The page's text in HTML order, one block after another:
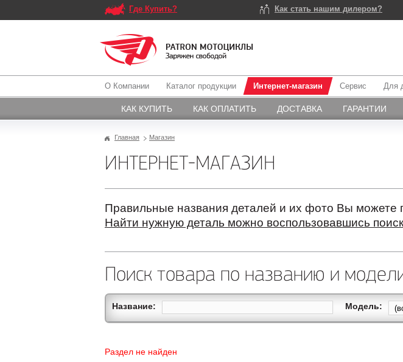
Где Купить? Как стать нашим дилером?
О Компании Каталог продукции Интернет-магазин
КАК КУПИТЬ КАК ОПЛАТИТЬ ДОСТАВКА ГАРАНТИИ
Сервис Для
Главная Магазин
ИНТЕРНЕТ-МАГАЗИН
Правильные названия деталей и их фото Вы можете
Найти нужную деталь можно воспользовавшись
Поиск товара по названию и
Название: Модель:
Раздел не найден